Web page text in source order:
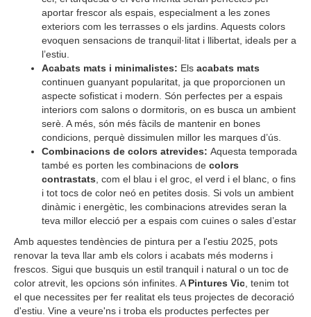
aportar frescor als espais, especialment a les zones
exteriors com les terrasses o els jardins. Aquests colors
evoquen sensacions de tranquil·litat i llibertat, ideals per a
l’estiu.
Acabats mats i minimalistes: Els acabats mats
continuen guanyant popularitat, ja que proporcionen un
aspecte sofisticat i modern. Són perfectes per a espais
interiors com salons o dormitoris, on es busca un ambient
serè. A més, són més fàcils de mantenir en bones
condicions, perquè dissimulen millor les marques d’ús.
Combinacions de colors atrevides: Aquesta temporada
també es porten les combinacions de colors
contrastats , com el blau i el groc, el verd i el blanc, o fins
i tot tocs de color neó en petites dosis. Si vols un ambient
dinàmic i energètic, les combinacions atrevides seran la
teva millor elecció per a espais com cuines o sales d’estar
Amb aquestes tendències de pintura per a l'estiu 2025, pots
renovar la teva llar amb els colors i acabats més moderns i
frescos. Sigui que busquis un estil tranquil i natural o un toc de
color atrevit, les opcions són infinites. A Pintures Vic , tenim tot
el que necessites per fer realitat els teus projectes de decoració
d'estiu. Vine a veure'ns i troba els productes perfectes per